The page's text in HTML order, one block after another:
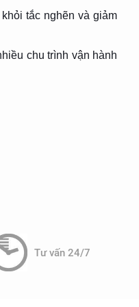
tắc nghẽn và giảm
chu trình vận hành
giúp duy trì hiệu
Tư vấn 24/7